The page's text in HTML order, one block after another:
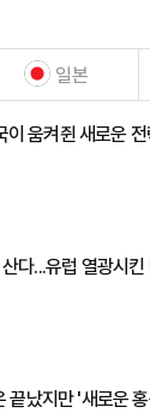
일본
움켜쥔 새로운
다...유럽 열광시킨
끝났지만 '새로운